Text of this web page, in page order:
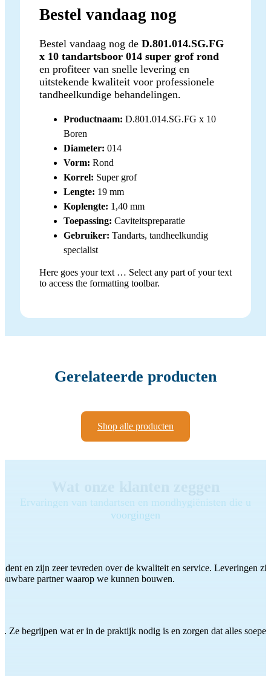
Bestel vandaag nog
Bestel vandaag nog de D.801.014.SG.FG
x 10 tandartsboor 014 super grof rond
en profiteer van snelle levering en
uitstekende kwaliteit voor professionele
tandheelkundige behandelingen.
Productnaam: D.801.014.SG.FG x 10
Boren
Diameter: 014
Vorm: Rond
Korrel: Super grof
Lengte: 19 mm
Koplengte: 1,40 mm
Toepassing: Caviteitspreparatie
Gebruiker: Tandarts, tandheelkundig
specialist
Here goes your text … Select any part of your text
to access the formatting toolbar.
Gerelateerde producten
Shop alle producten
Ervaringen van tandartsen en mondhygiënisten die u
voorgingen
en zijn zeer tevreden over de kwaliteit en service. Leveringen
partner waarop we kunnen bouwen.
Ze begrijpen wat er in de praktijk nodig is en zorgen dat alles